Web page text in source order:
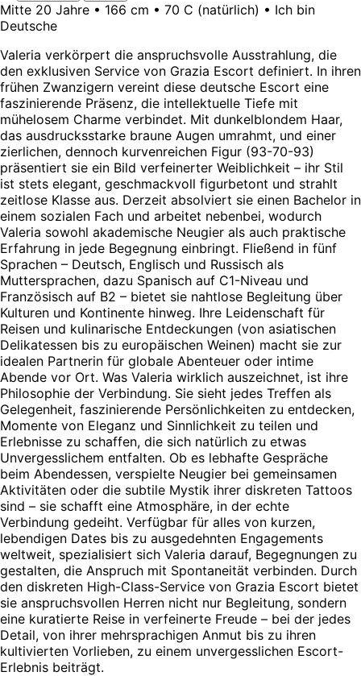
Mitte 20 Jahre • 166 cm • 70 C (natürlich) • Ich bin
Deutsche
Valeria verkörpert die anspruchsvolle Ausstrahlung, die
den exklusiven Service von Grazia Escort definiert. In ihren
frühen Zwanzigern vereint diese deutsche Escort eine
faszinierende Präsenz, die intellektuelle Tiefe mit
mühelosem Charme verbindet. Mit dunkelblondem Haar,
das ausdrucksstarke braune Augen umrahmt, und einer
zierlichen, dennoch kurvenreichen Figur (93-70-93)
präsentiert sie ein Bild verfeinerter Weiblichkeit – ihr Stil
ist stets elegant, geschmackvoll figurbetont und strahlt
zeitlose Klasse aus. Derzeit absolviert sie einen Bachelor in
einem sozialen Fach und arbeitet nebenbei, wodurch
Valeria sowohl akademische Neugier als auch praktische
Erfahrung in jede Begegnung einbringt. Fließend in fünf
Sprachen – Deutsch, Englisch und Russisch als
Muttersprachen, dazu Spanisch auf C1-Niveau und
Französisch auf B2 – bietet sie nahtlose Begleitung über
Kulturen und Kontinente hinweg. Ihre Leidenschaft für
Reisen und kulinarische Entdeckungen (von asiatischen
Delikatessen bis zu europäischen Weinen) macht sie zur
idealen Partnerin für globale Abenteuer oder intime
Abende vor Ort. Was Valeria wirklich auszeichnet, ist ihre
Philosophie der Verbindung. Sie sieht jedes Treffen als
Gelegenheit, faszinierende Persönlichkeiten zu entdecken,
Momente von Eleganz und Sinnlichkeit zu teilen und
Erlebnisse zu schaffen, die sich natürlich zu etwas
Unvergesslichem entfalten. Ob es lebhafte Gespräche
beim Abendessen, verspielte Neugier bei gemeinsamen
Aktivitäten oder die subtile Mystik ihrer diskreten Tattoos
sind – sie schafft eine Atmosphäre, in der echte
Verbindung gedeiht. Verfügbar für alles von kurzen,
lebendigen Dates bis zu ausgedehnten Engagements
weltweit, spezialisiert sich Valeria darauf, Begegnungen zu
gestalten, die Anspruch mit Spontaneität verbinden. Durch
den diskreten High-Class-Service von Grazia Escort bietet
sie anspruchsvollen Herren nicht nur Begleitung, sondern
eine kuratierte Reise in verfeinerte Freude – bei der jedes
Detail, von ihrer mehrsprachigen Anmut bis zu ihren
kultivierten Vorlieben, zu einem unvergesslichen Escort-
Erlebnis beiträgt.